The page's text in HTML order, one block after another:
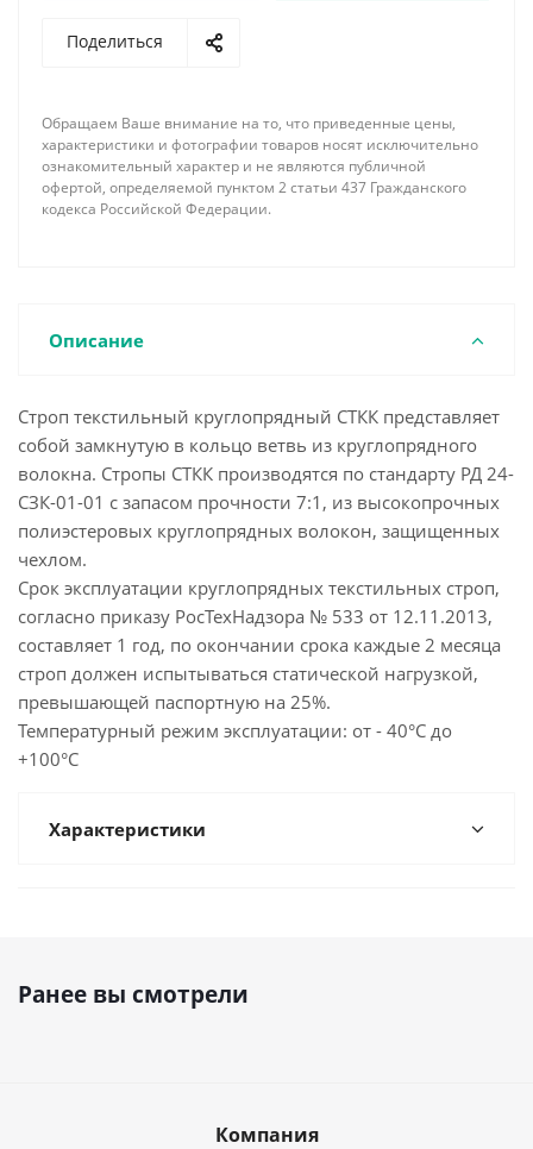
Поделиться
Обращаем Ваше внимание на то, что приведенные цены,
характеристики и фотографии товаров носят исключительно
ознакомительный характер и не являются публичной
офертой, определяемой пунктом 2 статьи 437 Гражданского
кодекса Российской Федерации.
Описание
Строп текстильный круглопрядный СТКК представляет
собой замкнутую в кольцо ветвь из круглопрядного
волокна. Стропы СТКК производятся по стандарту РД 24-
СЗК-01-01 с запасом прочности 7:1, из высокопрочных
полиэстеровых круглопрядных волокон, защищенных
чехлом.
Срок эксплуатации круглопрядных текстильных строп,
согласно приказу РосТехНадзора № 533 от 12.11.2013,
составляет 1 год, по окончании срока каждые 2 месяца
строп должен испытываться статической нагрузкой,
превышающей паспортную на 25%.
Температурный режим эксплуатации: от - 40°С до
+100°С
Характеристики
Ранее вы смотрели
Компания